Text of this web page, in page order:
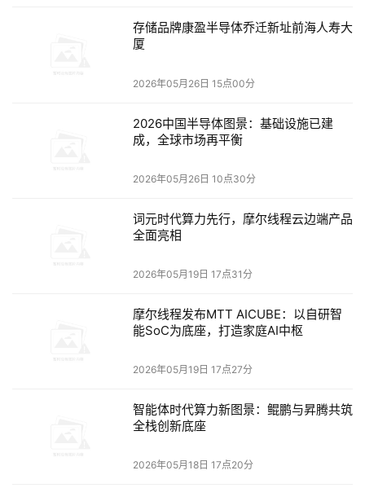
这款革命性产品搭载自研SoC芯片AB100，在端侧即可提供
为开发者提供开放自由的算力。基于Linux内核的MT AIOS
AI开发体验。此外，内置的原生智能体"穆莎"和丰富的AI应
AIBOOK算力本在端侧算力、模型支持、图形渲染、科学计
算和视频处理等方面展现出优异性能，全方位满足开发者需
支持主流大模型：支持DeepSeek、Qwen、Llama等
能在端侧运行DeepSeek-R1-Distill-Qwen-7B 模型，
机器视觉与AI训推：支持YOLO、RESNET等百种机器
YOLOv8s AI训练，128张图的处理时间仅为21秒。
存储品牌康盈半导体乔迁新址前海人寿大
厦
2026年05月26日 15点00分
2026中国半导体图景：基础设施已建
成，全球市场再平衡
2026年05月26日 10点30分
词元时代算力先行，摩尔线程云边端产品
全面亮相
2026年05月19日 17点31分
摩尔线程发布MTT AICUBE：以自研智
能SoC为底座，打造家庭AI中枢
2026年05月19日 17点27分
智能体时代算力新图景：鲲鹏与昇腾共筑
全栈创新底座
2026年05月18日 17点20分